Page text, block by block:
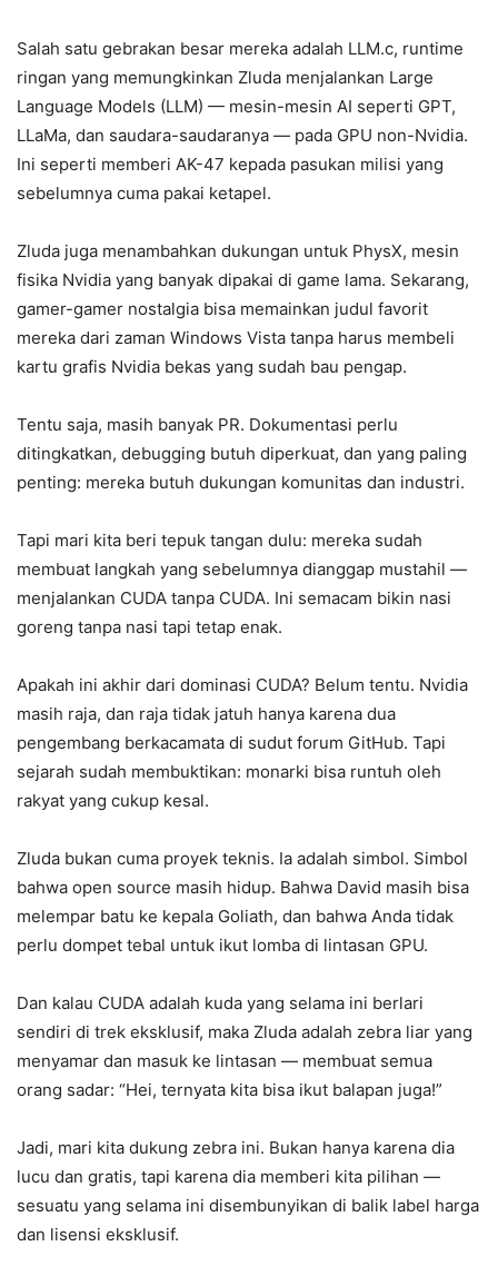
Salah satu gebrakan besar mereka adalah LLM.c, runtime
ringan yang memungkinkan Zluda menjalankan Large
Language Models (LLM) — mesin-mesin AI seperti GPT,
LLaMa, dan saudara-saudaranya — pada GPU non-Nvidia.
Ini seperti memberi AK-47 kepada pasukan milisi yang
sebelumnya cuma pakai ketapel.
Zluda juga menambahkan dukungan untuk PhysX, mesin
fisika Nvidia yang banyak dipakai di game lama. Sekarang,
gamer-gamer nostalgia bisa memainkan judul favorit
mereka dari zaman Windows Vista tanpa harus membeli
kartu grafis Nvidia bekas yang sudah bau pengap.
Tentu saja, masih banyak PR. Dokumentasi perlu
ditingkatkan, debugging butuh diperkuat, dan yang paling
penting: mereka butuh dukungan komunitas dan industri.
Tapi mari kita beri tepuk tangan dulu: mereka sudah
membuat langkah yang sebelumnya dianggap mustahil —
menjalankan CUDA tanpa CUDA. Ini semacam bikin nasi
goreng tanpa nasi tapi tetap enak.
Apakah ini akhir dari dominasi CUDA? Belum tentu. Nvidia
masih raja, dan raja tidak jatuh hanya karena dua
pengembang berkacamata di sudut forum GitHub. Tapi
sejarah sudah membuktikan: monarki bisa runtuh oleh
rakyat yang cukup kesal.
Zluda bukan cuma proyek teknis. Ia adalah simbol. Simbol
bahwa open source masih hidup. Bahwa David masih bisa
melempar batu ke kepala Goliath, dan bahwa Anda tidak
perlu dompet tebal untuk ikut lomba di lintasan GPU.
Dan kalau CUDA adalah kuda yang selama ini berlari
sendiri di trek eksklusif, maka Zluda adalah zebra liar yang
menyamar dan masuk ke lintasan — membuat semua
orang sadar: “Hei, ternyata kita bisa ikut balapan juga!”
Jadi, mari kita dukung zebra ini. Bukan hanya karena dia
lucu dan gratis, tapi karena dia memberi kita pilihan —
sesuatu yang selama ini disembunyikan di balik label harga
dan lisensi eksklusif.